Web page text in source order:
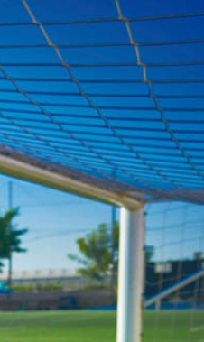
سایت
رسمی
لوآنوی
در
ایران
خوش
آمدید
/
luanvi